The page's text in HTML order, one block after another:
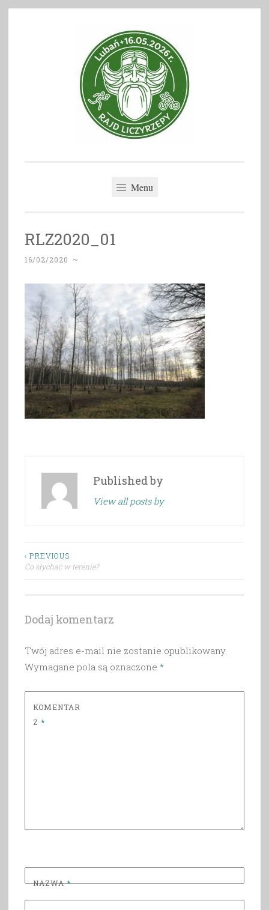
Menu
RLZ2020_01
16/02/2020 ~
Published by
View all posts by
Nawigacja
‹ PREVIOUS
Co słychać w terenie?
Dodaj komentarz
Twój adres e-mail nie zostanie opublikowany.
Wymagane pola są oznaczone *
KOMENTAR
Z *
NAZWA*